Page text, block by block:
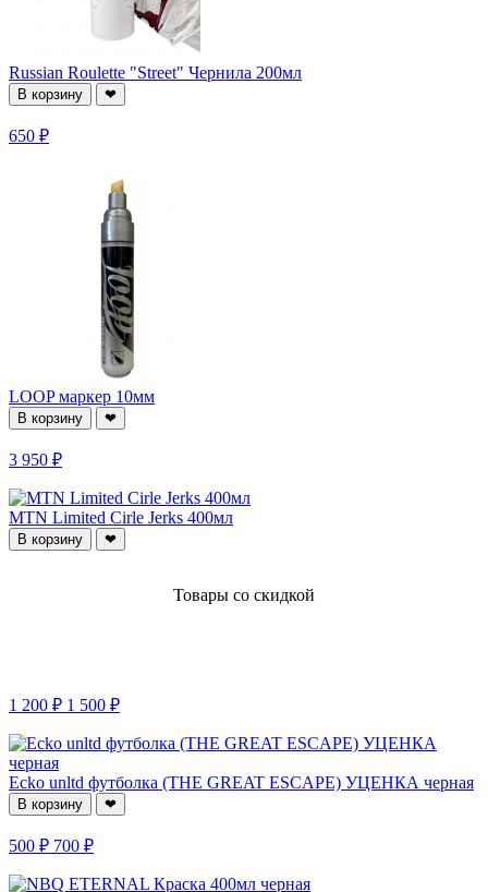
Russian Roulette "Street" Чернила 200мл
В корзину ❤
650 ₽
LOOP маркер 10мм
В корзину ❤
3 950 ₽
MTN Limited Cirle Jerks 400мл
В корзину ❤
Товары со скидкой
1 200 ₽ 1 500 ₽
Ecko unltd футболка (THE GREAT ESCAPE) УЦЕНКА черная
В корзину ❤
500 ₽ 700 ₽